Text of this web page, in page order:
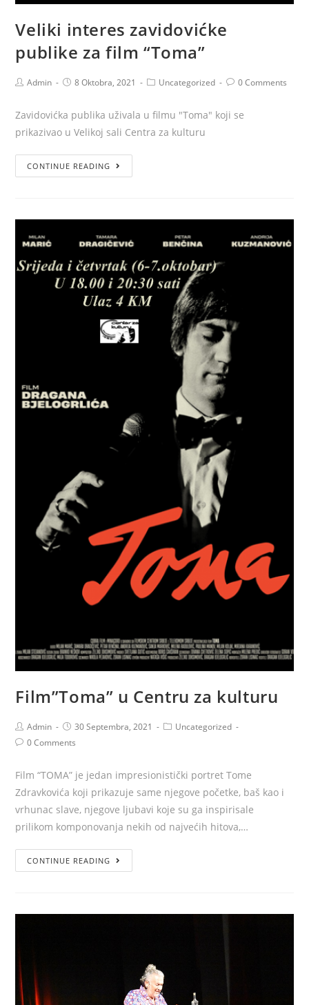
Veliki interes zavidovićke
publike za film “Toma”
Admin 8 Oktobra, 2021 Uncategorized 0 Comments
Zavidovićka publika uživala u filmu "Toma" koji se
prikazivao u Velikoj sali Centra za kulturu
CONTINUE READING
Film”Toma” u Centru za kulturu
Admin 30 Septembra, 2021
Uncategorized
0 Comments
Film “TOMA” je jedan impresionistički portret Tome
Zdravkovića koji prikazuje same njegove početke, baš kao i
vrhunac slave, njegove ljubavi koje su ga inspirisale
prilikom komponovanja nekih od najvećih hitova,…
CONTINUE READING